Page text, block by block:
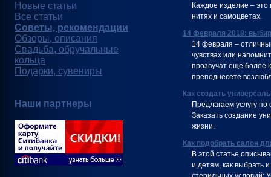
Новые статьи
Все статьи
Советы, рекомендации
Обзоры, описания
Свадьба, обручальные
кольца
Подарки, сувениры
Наши партнеры
Каждое изделие – это
нитях и самоцветах.
14 февраля 2018:
14 февраля –
чувствах или
прозвучат еще более
преподнесете
Как создать
Предлагаем услугу
Заказать создание
жизни.
Как подобрать салон
В этой статье
и детям, как выбрать